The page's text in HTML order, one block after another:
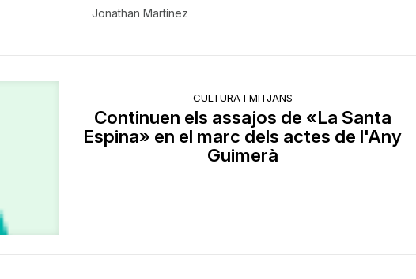
Jonathan Martínez
CULTURA I MITJANS
Continuen els assajos de «La Santa
Espina» en el marc dels actes de l'Any
Guimerà